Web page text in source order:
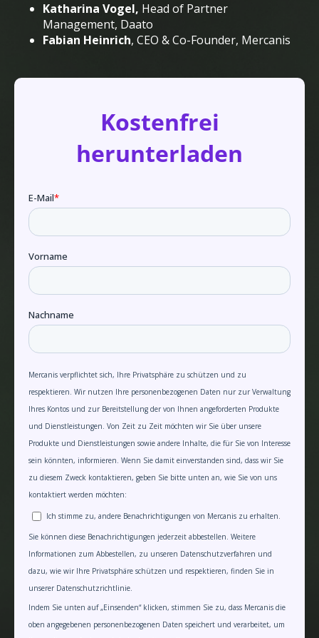
Katharina Vogel, Head of Partner
Management, Daato
Fabian Heinrich, CEO & Co-Founder, Mercanis
Kostenfrei
herunterladen